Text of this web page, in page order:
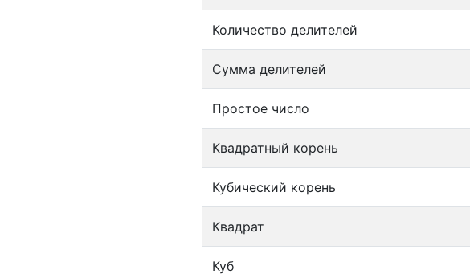
Количество делителей
Сумма делителей
Простое число
Квадратный корень
Кубический корень
Квадрат
Куб